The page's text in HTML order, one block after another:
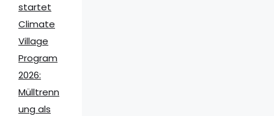
startet
Climate
Village
Program
2026:
Mülltrenn
ung als